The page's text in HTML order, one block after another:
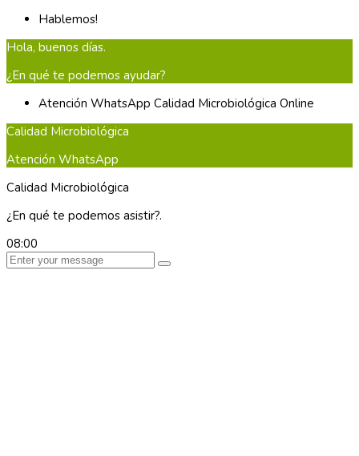
Hablemos!
Hola, buenos días.
¿En qué te podemos ayudar?
Atención WhatsApp Calidad Microbiológica Online
Calidad Microbiológica
Atención WhatsApp
Calidad Microbiológica
¿En qué te podemos asistir?.
08:00